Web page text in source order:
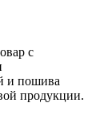
с
и пошива
продукции.